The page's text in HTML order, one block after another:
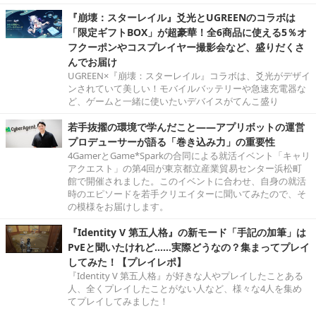
『崩壊：スターレイル』爻光とUGREENのコラボは
「限定ギフトBOX」が超豪華！全6商品に使える5％オ
フクーポンやコスプレイヤー撮影会など、盛りだくさ
んでお届け
UGREEN×『崩壊：スターレイル』コラボは、爻光がデザイ
ンされていて美しい！モバイルバッテリーや急速充電器な
ど、ゲームと一緒に使いたいデバイスがてんこ盛り
若手抜擢の環境で学んだこと――アプリボットの運営
プロデューサーが語る「巻き込み力」の重要性
4GamerとGame*Sparkの合同による就活イベント「キャリ
アクエスト」の第4回が東京都立産業貿易センター浜松町
館で開催されました。このイベントに合わせ、自身の就活
時のエピソードを若手クリエイターに聞いてみたので、そ
の模様をお届けします。
『Identity V 第五人格』の新モード「手記の加筆」は
PvEと聞いたけれど……実際どうなの？集まってプレイ
してみた！【プレイレポ】
『Identity V 第五人格』が好きな人やプレイしたことある
人、全くプレイしたことがない人など、様々な4人を集め
てプレイしてみました！